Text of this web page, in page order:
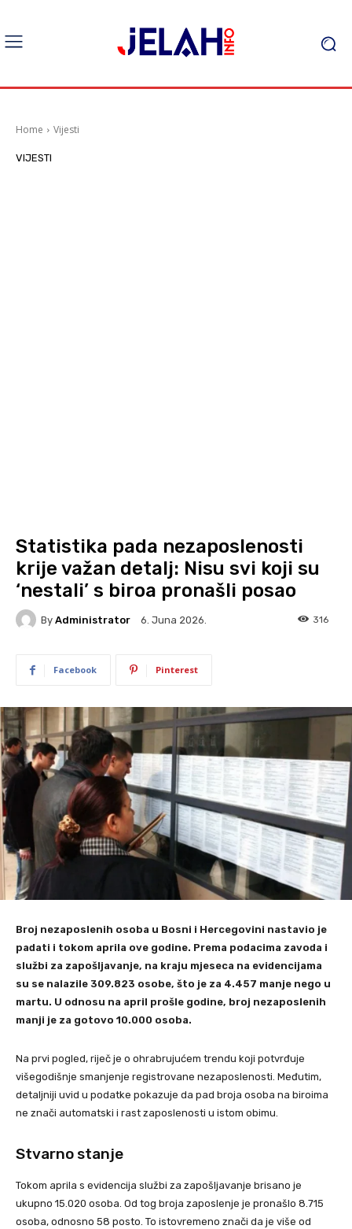
Home Vijesti
VIJESTI
Statistika pada nezaposlenosti
krije važan detalj: Nisu svi koji su
‘nestali’ s biroa pronašli posao
By Administrator 6. Juna 2026. 316
Facebook Pinterest
Broj nezaposlenih osoba u Bosni i Hercegovini nastavio je
padati i tokom aprila ove godine. Prema podacima zavoda i
službi za zapošljavanje, na kraju mjeseca na evidencijama
su se nalazile 309.823 osobe, što je za 4.457 manje nego u
martu. U odnosu na april prošle godine, broj nezaposlenih
manji je za gotovo 10.000 osoba.
Na prvi pogled, riječ je o ohrabrujućem trendu koji potvrđuje
višegodišnje smanjenje registrovane nezaposlenosti. Međutim,
detaljniji uvid u podatke pokazuje da pad broja osoba na biroima
ne znači automatski i rast zaposlenosti u istom obimu.
Stvarno stanje
Tokom aprila s evidencija službi za zapošljavanje brisano je
ukupno 15.020 osoba. Od tog broja zaposlenje je pronašlo 8.715
osoba, odnosno 58 posto. To istovremeno znači da je više od